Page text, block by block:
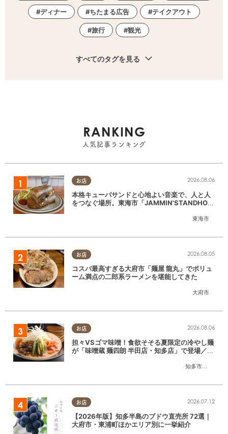
ディナー ちたまる広告 テイクアウト
旅行 観光
すべてのタグを見る
RANKING
人気記事ランキング
お店
東海市
2026.08.06
本格キューバサンドと心地よい音楽で、人と人
をつなぐ場所。東海市「JAMMIN'STANDHOU
お店
大府市
2026.08.05
コスパ最高すぎる大府市「麺屋 龍丸」でボリュ
ーム満点の二郎系ラーメンを堪能してきた
お店
知多市半田市
2026.08.06
担々VSゴマ味噌！食欲そそる夏限定の冷やし麺
が「味噌蔵 麺四朗 半田店・知多店」で登場／ち
お店 2026.07.12
【2026年版】知多半島のブドウ直売所 72選｜
大府市・東浦町ほかエリア別に一挙紹介